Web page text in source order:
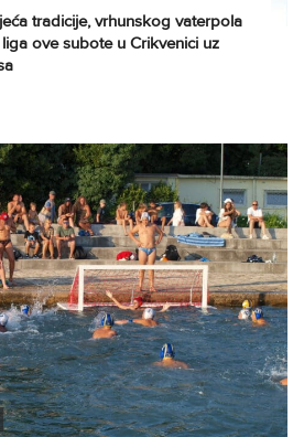
tradicije, vrhunskog vaterpola
liga ove subote u Crikvenici uz